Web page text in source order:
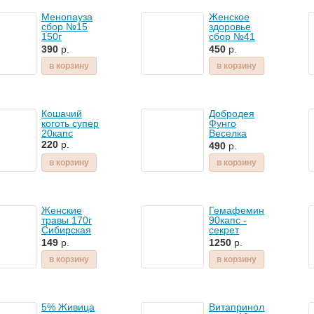
Менопауза
сбор №15
150г
Травница
Тимашева
390 р.
в корзину
Женское
здоровье
сбор №41
180капс
Травы Алтая
450 р.
в корзину
Кошачий
коготь супер
20капс
220 р.
в корзину
Добродея
Фунго
Веселка
свечи 10шт
490 р.
в корзину
Женские
травы 170г
Сибирская
клетчатка
149 р.
в корзину
Гемафемин
90капс -
секрет
женского
здоровья
1250 р.
в корзину
5% Живица
Витапринол